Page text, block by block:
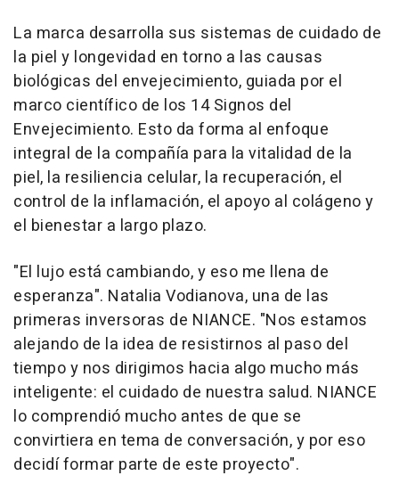
La marca desarrolla sus sistemas de cuidado de
la piel y longevidad en torno a las causas
biológicas del envejecimiento, guiada por el
marco científico de los 14 Signos del
Envejecimiento. Esto da forma al enfoque
integral de la compañía para la vitalidad de la
piel, la resiliencia celular, la recuperación, el
control de la inflamación, el apoyo al colágeno y
el bienestar a largo plazo.
"El lujo está cambiando, y eso me llena de
esperanza". Natalia Vodianova, una de las
primeras inversoras de NIANCE. "Nos estamos
alejando de la idea de resistirnos al paso del
tiempo y nos dirigimos hacia algo mucho más
inteligente: el cuidado de nuestra salud. NIANCE
lo comprendió mucho antes de que se
convirtiera en tema de conversación, y por eso
decidí formar parte de este proyecto".